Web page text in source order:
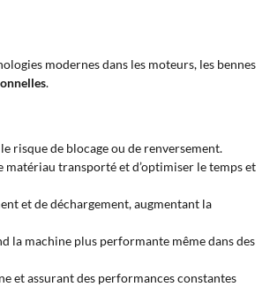
modernes dans les moteurs, les bennes
.
risque de blocage ou de renversement.
matériau transporté et d’optimiser le temps et
et de déchargement, augmentant la
la machine plus performante même dans des
et assurant des performances constantes